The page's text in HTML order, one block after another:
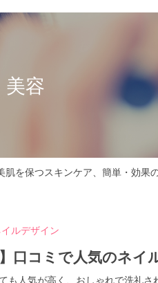
美容
を保つスキンケア、簡単・効果
ルデザイン
】口コミで人気のネイ
も人気が高く、おしゃれで洗礼